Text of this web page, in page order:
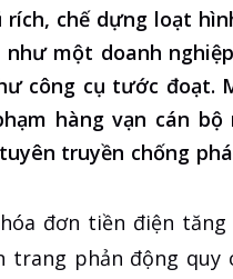
rích, chế dựng loạt
như một doanh
công cụ tước đoạt.
hàng vạn cán
truyền chống
đơn tiền điện
trang phản động quy